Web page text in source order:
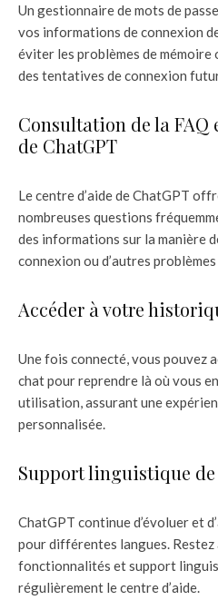
Un gestionnaire de mots de
vos informations de connexion
éviter les problèmes de
des tentatives de connexion
Consultation de la FAQ
de ChatGPT
Le centre d’aide de ChatGPT
nombreuses questions
des informations sur la manière
connexion ou d’autres
Accéder à votre
Une fois connecté, vous pouvez
chat pour reprendre là où vous
utilisation, assurant une
personnalisée.
Support linguistique de
ChatGPT continue d’évoluer et
pour différentes langues. Restez
fonctionnalités et support
régulièrement le centre d’aide.